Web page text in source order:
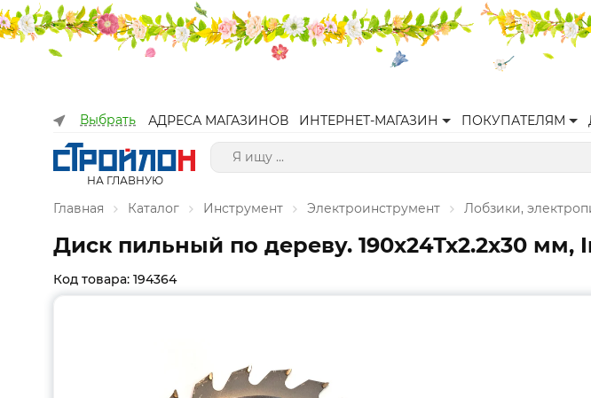
Выбрать АДРЕСА МАГАЗИНОВ ИНТЕРНЕТ-МАГАЗИН ПОКУПАТЕЛЯМ
НА ГЛАВНУЮ
Главная Каталог Инструмент Электроинструмент Лобзики,
Диск пильный по дереву. 190х24Тх2.2х30 мм,
Код товара: 194364